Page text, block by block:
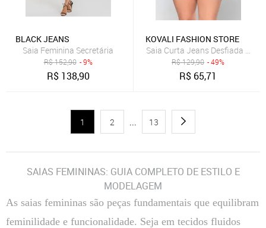
BLACK JEANS
Saia Feminina Secretária
R$152,90 - 9%
R$ 138,90
KOVALI FASHION STORE
Saia Curta Jeans
R$129,90 - 49%
R$ 65,71
1 2 ... 13
SAIAS FEMININAS: GUIA COMPLETO DE ESTILO E
MODELAGEM
As saias femininas são peças fundamentais que equilibram
feminilidade e funcionalidade. Seja em tecidos fluidos